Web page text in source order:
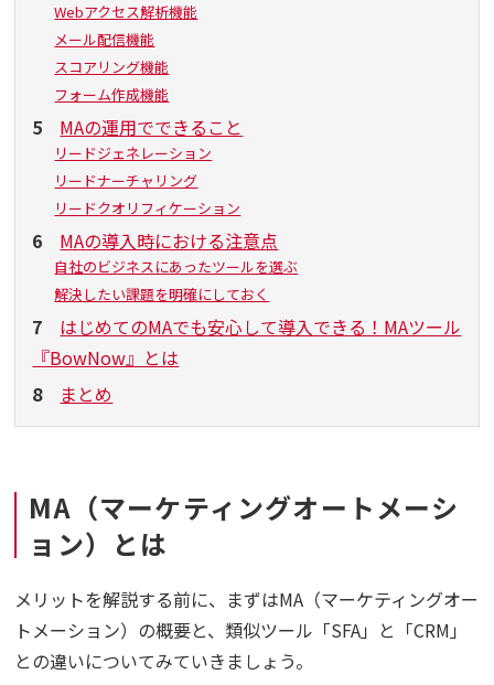
Webアクセス解析機能
メール配信機能
スコアリング機能
フォーム作成機能
5 MAの運用でできること
リードジェネレーション
リードナーチャリング
リードクオリフィケーション
6 MAの導入時における注意点
自社のビジネスにあったツールを選ぶ
解決したい課題を明確にしておく
7
はじめてのMAでも安心して導入できる！MAツール
『BowNow』とは
8
まとめ
MA（マーケティングオートメーシ
ョン）とは
メリットを解説する前に、まずはMA（マーケティングオー
トメーション）の概要と、類似ツール「SFA」と「CRM」
との違いについてみていきましょう。